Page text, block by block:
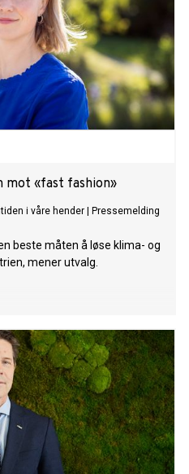
mot «fast fashion»
i våre hender Pressemelding
beste måten å løse klima- og
mener utvalg.